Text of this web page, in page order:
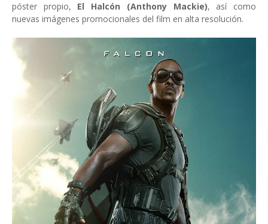
póster propio, El Halcón (Anthony Mackie), así como
nuevas imágenes promocionales del film en alta resolución.